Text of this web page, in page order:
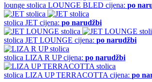
lounge stolica LOUNGE BLED cijena: po
stolica JET cijena: po narudžbi
stolica JET LOUNGE cijena: po narudžbi
stolica LIZA R UP cijena: po narudžbi
stolica LIZA UP TERRACOTTA cijena: po